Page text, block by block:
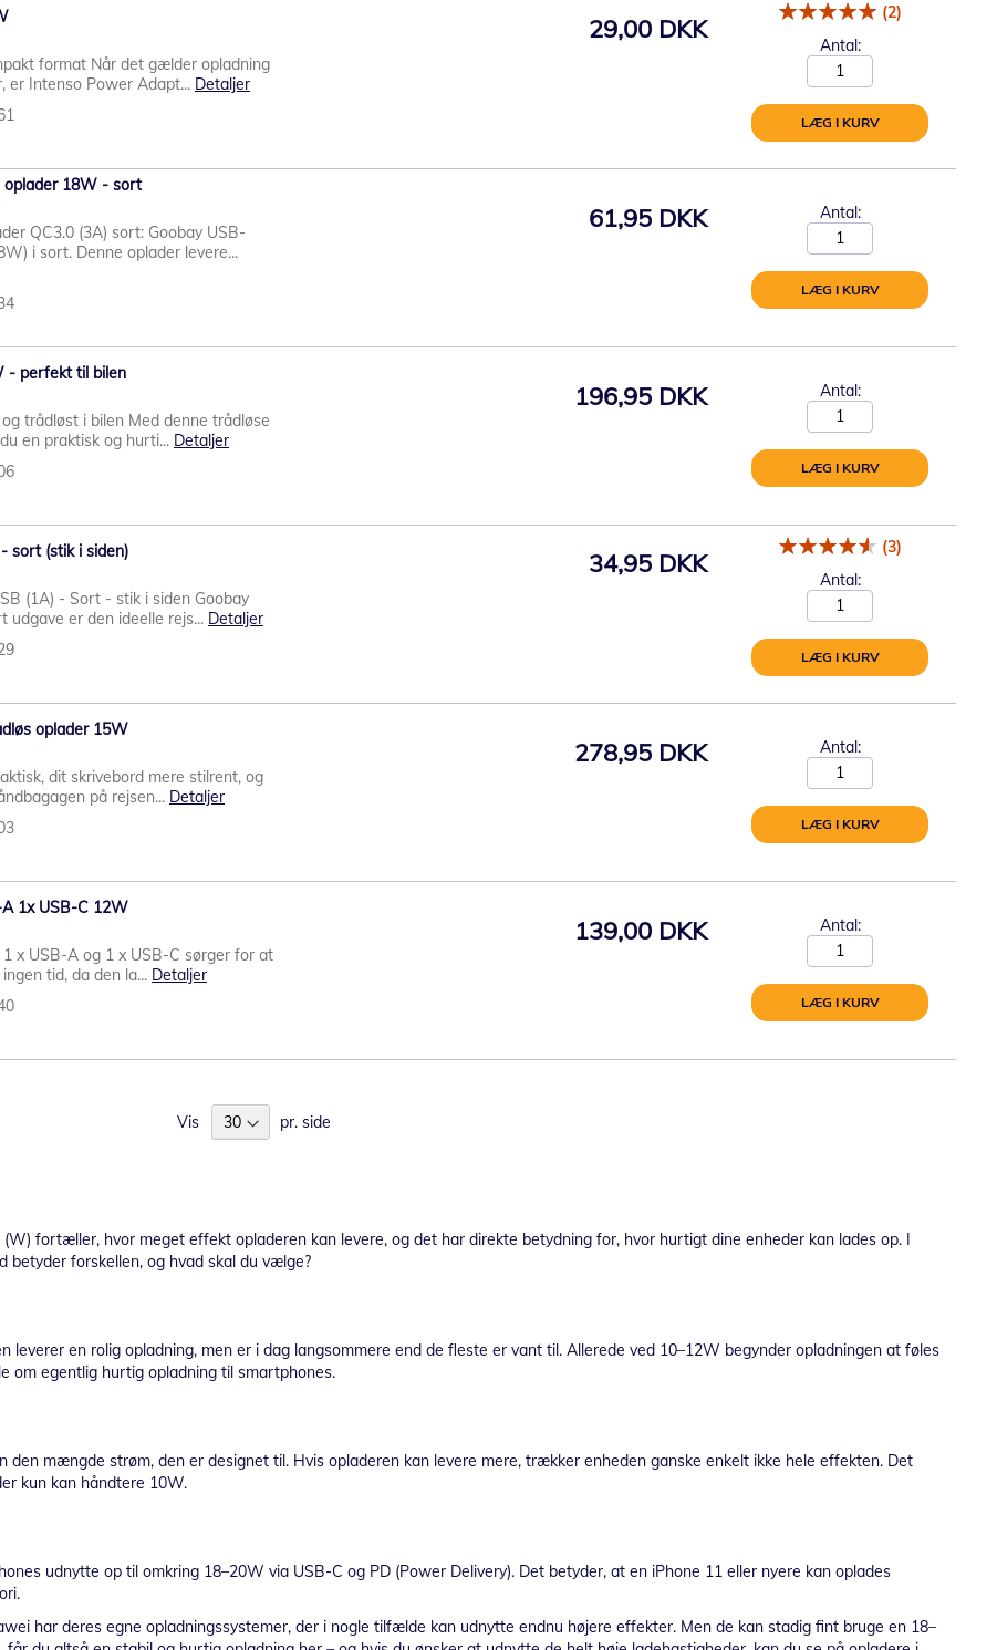
format Når det gælder opladning
er Intenso Power Adapt... Detaljer
29,00 DKK
(2)
Antal:
LÆG I KURV
oplader 18W - sort
QC3.0 (3A) sort: Goobay USB-
i sort. Denne oplader levere...
61,95 DKK Antal:
LÆG I KURV
- perfekt til bilen
trådløst i bilen Med denne trådløse
en praktisk og hurti... Detaljer
196,95 DKK Antal:
LÆG I KURV
sort (stik i siden)
(1A) - Sort - stik i siden Goobay
udgave er den ideelle rejs... Detaljer
34,95 DKK
(3)
Antal:
LÆG I KURV
oplader 15W
dit skrivebord mere stilrent, og
på rejsen... Detaljer
278,95 DKK Antal:
LÆG I KURV
1x USB-C 12W
x USB-A og 1 x USB-C sørger for at
tid, da den la... Detaljer
139,00 DKK Antal:
LÆG I KURV
Vis pr. side
fortæller, hvor meget effekt opladeren kan levere, og det har direkte betydning for, hvor hurtigt dine enheder kan lades op. I
forskellen, og hvad skal du vælge?
en rolig opladning, men er i dag langsommere end de fleste er vant til. Allerede ved 10–12W begynder opladningen at føles
om egentlig hurtig opladning til smartphones.
mængde strøm, den er designet til. Hvis opladeren kan levere mere, trækker enheden ganske enkelt ikke hele effekten. Det
kun kan håndtere 10W.
udnytte op til omkring 18–20W via USB-C og PD (Power Delivery). Det betyder, at en iPhone 11 eller nyere kan oplades
har deres egne opladningssystemer, der i nogle tilfælde kan udnytte endnu højere effekter. Men de kan stadig fint bruge en 18–